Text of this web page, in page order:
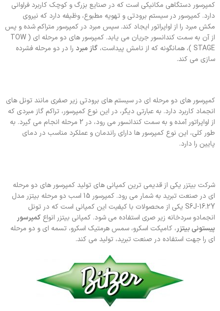
کمپرسور دستگاهی مکانیکی است که در صنایع بزرگ و کوچک کاربرد فراوانی
دارد. کمپرسور در سیستم برودتی و تهویه مطبوع، وظیفه دارد که نیروی
مکش مبرد را از اواپراتور ایجاد کند. سپس مبرد در کمپرسور متراکم شده و پس
از آن به سمت کندانسور جریان می یابد. کمپرسور های دو مرحله ای ( TOW
STAGE )، همانگونه که از نامش پیداست،
گاز مبرد را در دو مرحله فشرده
سازی می کند.
کمپرسور های دو مرحله ای در سیستم های برودتی زیر صفری مانند تونل های
انجماد کاربرد دارد. به عبارتی دیگر، در این نوع کمپرسور، تراکم گاز مبردی که
از اواپراتور آمده و به سمت کندانسور می رود، در 2 مرحله انجام می گیرد. به
طور کلی، این نوع کمپرسور ها دارای راندمان و عملکرد مناسب در دمای
پایین را دارد.
شرکت بیتزر یکی از قدیمی ترین کمپانی های تولید کمپرسور های دو مرحله
ای در صنعت تبرید به شمار می رود. کمپرسور 15 اسب دو مرحله بیتزر مدل
S6J-16.2Y یکی از محصولات با کیفیت این کمپانی است که در تونل
انجمادو سردخانه زیر صری استفاده می شود. کمپانی بیتزر انواع کمپرسور
پیستونی بیتزر، کامپکت اسکرو، سمس هرمتیک اسکرو، تسمه ای و دو مرحله
ای را جهت استفاده در صنعت تبرید، تولید می کند.